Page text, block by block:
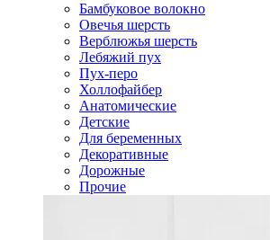
Бамбуковое волокно
Овечья шерсть
Верблюжья шерсть
Лебяжий пух
Пух-перо
Холлофайбер
Анатомические
Детские
Для беременных
Декоративные
Дорожные
Прочие